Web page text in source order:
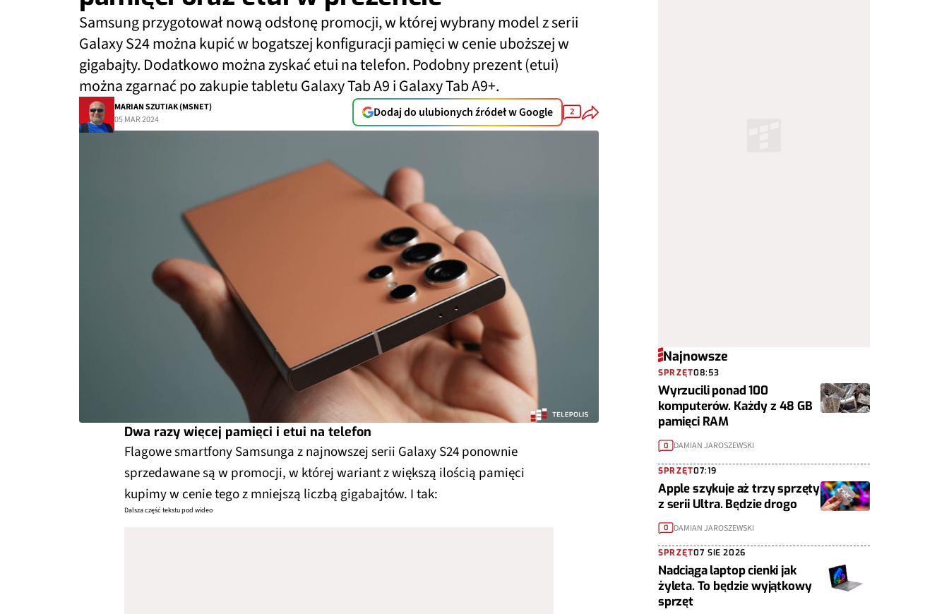
Samsung przygotował nową odsłonę promocji, w której wybrany model z serii
Galaxy S24 można kupić w bogatszej konfiguracji pamięci w cenie uboższej w
gigabajty. Dodatkowo można zyskać etui na telefon. Podobny prezent (etui)
można zgarnać po zakupie tabletu Galaxy Tab A9 i Galaxy Tab A9+.
MARIAN SZUTIAK (MSNET)
05 MAR 2024
Dodaj do ulubionych źródeł w Google 2
Dwa razy więcej pamięci i etui na telefon
Flagowe smartfony Samsunga z najnowszej serii Galaxy S24 ponownie
sprzedawane są w promocji, w której wariant z większą ilością pamięci
kupimy w cenie tego z mniejszą liczbą gigabajtów. I tak:
Dalsza część tekstu pod wideo
Najnowsze
SPRZĘT08:53
Wyrzucili ponad 100
komputerów. Każdy z 48 GB
pamięci RAM
0 DAMIAN JAROSZEWSKI
SPRZĘT07:19
Apple szykuje aż trzy sprzęty
z serii Ultra. Będzie drogo
0 DAMIAN JAROSZEWSKI
SPRZĘT07 SIE 2026
Nadciąga laptop cienki jak
żyleta. To będzie wyjątkowy
sprzęt